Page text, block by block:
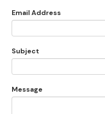
Email Address
Subject
Message